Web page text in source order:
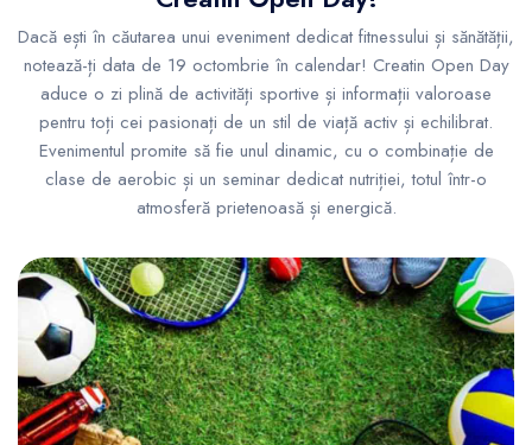
Dacă ești în căutarea unui eveniment dedicat fitnessului și sănătății,
notează-ți data de 19 octombrie în calendar! Creatin Open Day
aduce o zi plină de activități sportive și informații valoroase
pentru toți cei pasionați de un stil de viață activ și echilibrat.
Evenimentul promite să fie unul dinamic, cu o combinație de
clase de aerobic și un seminar dedicat nutriției, totul într-o
atmosferă prietenoasă și energică.